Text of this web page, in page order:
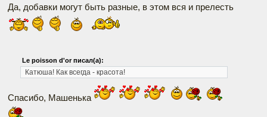
Да, добавки могут быть разные, в этом вся и прелесть
Le poisson d'or писал(а):
Катюша! Как всегда - красота!
Спасибо, Машенька